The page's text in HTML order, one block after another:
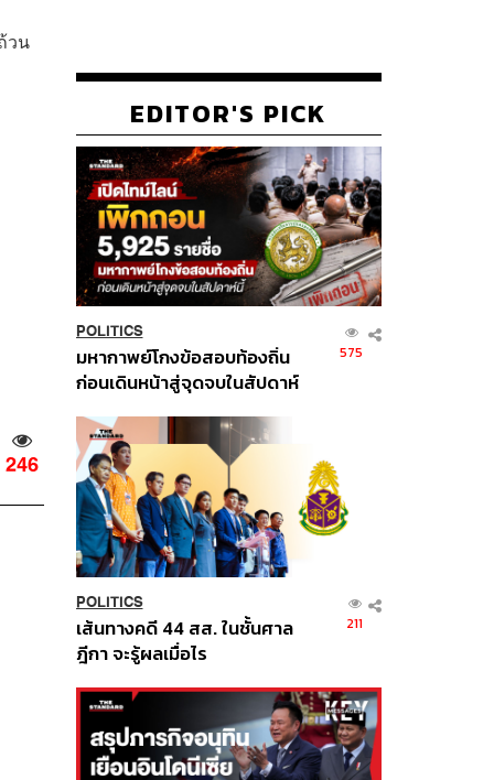
วน
246
EDITOR'S PICK
POLITICS
มหากาพย์โกงข้อสอบท้องถิ่น
ก่อนเดินหน้าสู่จุดจบในสัปดาห์
575
POLITICS
เส้นทางคดี 44 สส. ในชั้นศาล
ฎีกา จะรู้ผลเมื่อไร
211